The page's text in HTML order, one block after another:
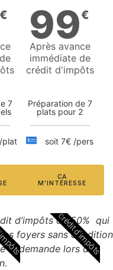
€
7
plat
99€
Après avance
immédiate de
crédit d'impôts
Préparation de 7
plats pour 2
soit 7€ /pers
CA
M'INTÉRESSE
crédit d'impôts
d’impôts de 50% qui
foyers sans condition
la demande lors de